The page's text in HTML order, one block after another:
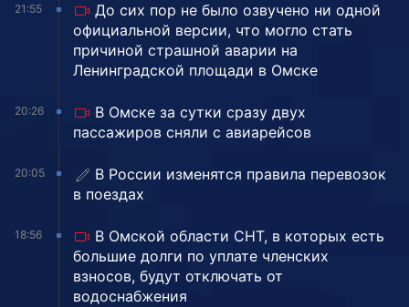
21:55
До сих пор не было озвучено ни одной
официальной версии, что могло стать
причиной страшной аварии на
Ленинградской площади в Омске
20:26
В Омске за сутки сразу двух
пассажиров сняли с авиарейсов
20:05
В России изменятся правила перевозок
в поездах
18:56
В Омской области СНТ, в которых есть
большие долги по уплате членских
взносов, будут отключать от
водоснабжения